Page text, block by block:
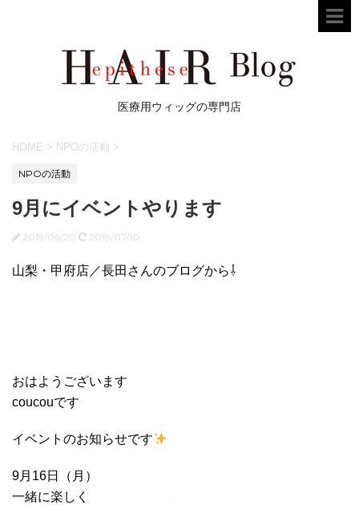
医療用ウィッグの専門店
HOME > NPOの活動 >
NPOの活動
9月にイベントやります
2019/06/20 2019/07/10
山梨・甲府店／長田さんのブログから⇩
おはようございます
coucouです
イベントのお知らせです
9月16日（月）
一緒に楽しく